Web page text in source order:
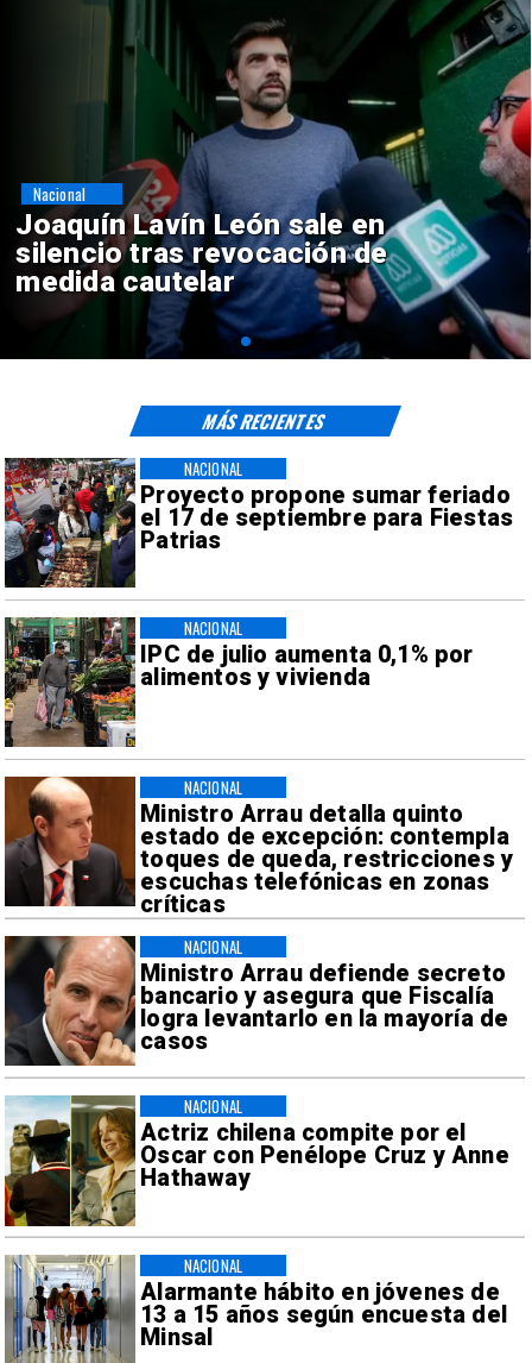
Chile y Venezuela formalizan
reinicio de relaciones
consulares
Nacional
Proyecto propone sumar feriado
el 17 de septiembre para Fiestas
Patrias
NACIONAL
IPC de julio aumenta 0,1% por
alimentos y vivienda
NACIONAL
Ministro Arrau detalla quinto
estado de excepción: contempla
toques de queda, restricciones y
escuchas telefónicas en zonas
críticas
NACIONAL
Ministro Arrau defiende secreto
bancario y asegura que Fiscalía
logra levantarlo en la mayoría de
casos
NACIONAL
Actriz chilena compite por el
Oscar con Penélope Cruz y Anne
Hathaway
NACIONAL
Alarmante hábito en jóvenes de
13 a 15 años según encuesta del
Minsal
NACIONAL
MÁS RECIENTES